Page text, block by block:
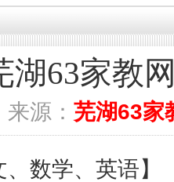
湖63家教
来源： 芜湖63家
数学、英语】